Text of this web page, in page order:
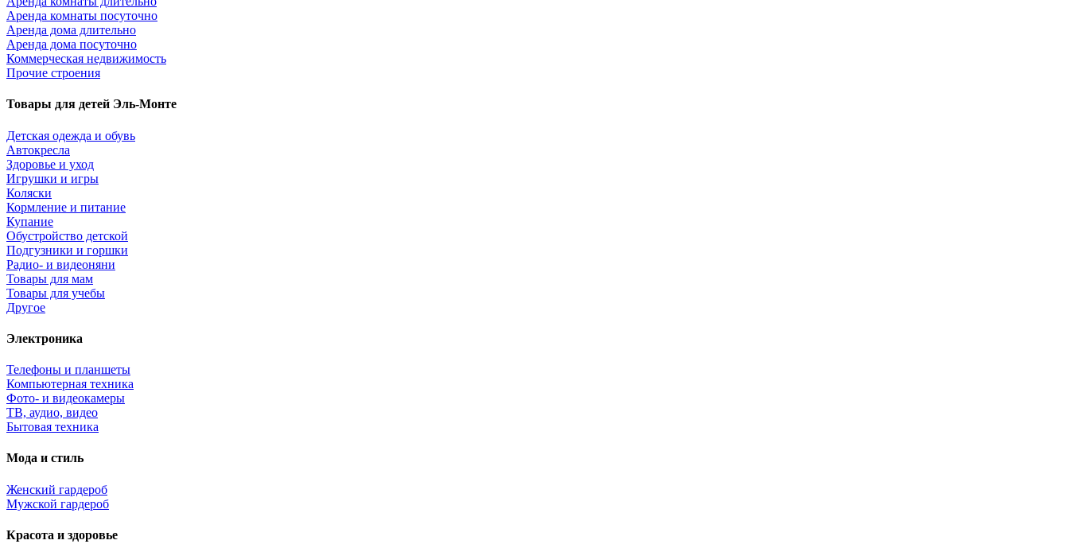
Аренда комнаты посуточно
Аренда дома длительно
Аренда дома посуточно
Коммерческая недвижимость
Прочие строения
Товары для детей Эль-Монте
Детская одежда и обувь
Автокресла
Здоровье и уход
Игрушки и игры
Коляски
Кормление и питание
Купание
Обустройство детской
Подгузники и горшки
Радио- и видеоняни
Товары для мам
Товары для учебы
Другое
Электроника
Телефоны и планшеты
Компьютерная техника
Фото- и видеокамеры
ТВ, аудио, видео
Бытовая техника
Мода и стиль
Женский гардероб
Мужской гардероб
Красота и здоровье